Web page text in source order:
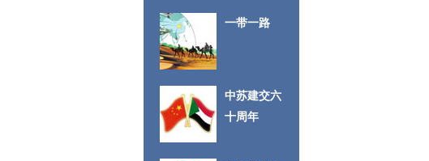
一带一路
中苏建交六
十周年